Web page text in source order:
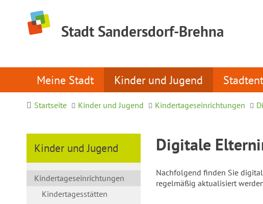
Stadt Sandersdorf-Brehna
Meine Stadt Kinder und Jugend
Startseite Kinder und Jugend Kindertageseinrichtungen
Kinder und Jugend
Kindertageseinrichtungen
Kindertagesstätten
Digitale
Nachfolgend finden Sie
regelmäßig aktualisiert